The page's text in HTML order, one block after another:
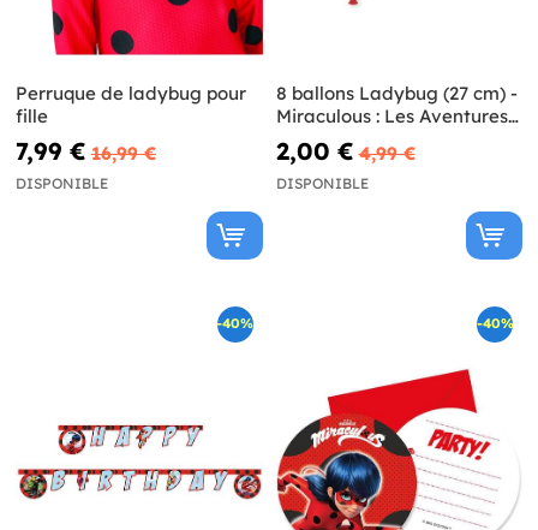
Perruque de ladybug pour
fille
7,99 € 16,99 €
DISPONIBLE
8 ballons Ladybug (27 cm) -
Miraculous : Les Aventures
de Ladybug et Chat Noir
2,00 € 4,99 €
DISPONIBLE
-40% -40%